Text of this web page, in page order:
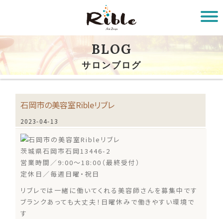
BLOG
サロンブログ
石岡市の美容室Ribleリブレ
2023-04-13
茨城県石岡市石岡13446-2
営業時間／9:00～18:00（最終受付）
定休日／毎週日曜・祝日
リブレでは一緒に働いてくれる美容師さんを募集中です
ブランクあっても大丈夫！日曜休みで働きやすい環境で
す